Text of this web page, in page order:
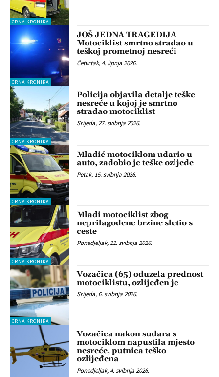
CRNA KRONIKA
CRNA KRONIKA
JOŠ JEDNA TRAGEDIJA
Motociklist smrtno stradao u
teškoj prometnoj nesreći
Četvrtak, 4. lipnja 2026.
CRNA KRONIKA
Policija objavila detalje teške
nesreće u kojoj je smrtno
stradao motociklist
Srijeda, 27. svibnja 2026.
CRNA KRONIKA
Mladić motociklom udario u
auto, zadobio je teške ozljede
Petak, 15. svibnja 2026.
CRNA KRONIKA
Mladi motociklist zbog
neprilagođene brzine sletio s
ceste
Ponedjeljak, 11. svibnja 2026.
CRNA KRONIKA
Vozačica (65) oduzela prednost
motociklistu, ozlijeđen je
Srijeda, 6. svibnja 2026.
Vozačica nakon sudara s
motociklom napustila mjesto
nesreće, putnica teško
ozlijeđena
Ponedjeljak, 4. svibnja 2026.